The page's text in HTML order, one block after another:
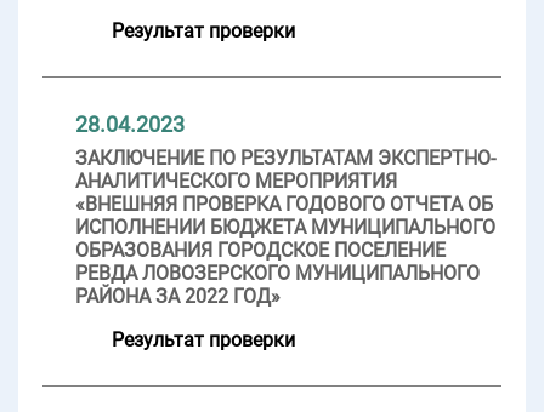
Результат проверки
28.04.2023
ЗАКЛЮЧЕНИЕ ПО РЕЗУЛЬТАТАМ ЭКСПЕРТНО-
АНАЛИТИЧЕСКОГО МЕРОПРИЯТИЯ
«ВНЕШНЯЯ ПРОВЕРКА ГОДОВОГО ОТЧЕТА ОБ
ИСПОЛНЕНИИ БЮДЖЕТА МУНИЦИПАЛЬНОГО
ОБРАЗОВАНИЯ ГОРОДСКОЕ ПОСЕЛЕНИЕ
РЕВДА ЛОВОЗЕРСКОГО МУНИЦИПАЛЬНОГО
РАЙОНА ЗА 2022 ГОД»
Результат проверки